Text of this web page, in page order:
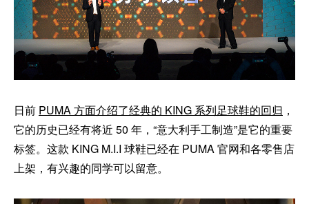
日前 PUMA 方面介绍了经典的 KING 系列足球鞋的回归 ，
它的历史已经有将近 50 年，“意大利手工制造”是它的重要
标签。这款 KING M.I.I 球鞋已经在 PUMA 官网和各零售店
上架，有兴趣的同学可以留意。